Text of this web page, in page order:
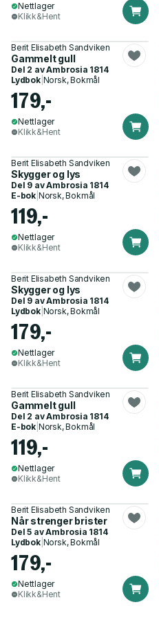
Nettlager
Klikk&Hent
Berit Elisabeth Sandviken
Gammelt gull
Del 2 avAmbrosia 1814
Lydbok| Norsk, Bokmål
179,-
Nettlager
Klikk&Hent
Berit Elisabeth Sandviken
Skygger og lys
Del 9 avAmbrosia 1814
E-bok Norsk, Bokmål
119,-
Nettlager
Klikk&Hent
Berit Elisabeth Sandviken
Skygger og lys
Del 9 avAmbrosia 1814
Lydbok| Norsk, Bokmål
179,-
Nettlager
Klikk&Hent
Berit Elisabeth Sandviken
Gammelt gull
Del 2 avAmbrosia 1814
E-bok Norsk, Bokmål
119,-
Nettlager
Klikk&Hent
Berit Elisabeth Sandviken
Når strenger brister
Del 5 avAmbrosia 1814
Lydbok| Norsk, Bokmål
179,-
Nettlager
Klikk&Hent